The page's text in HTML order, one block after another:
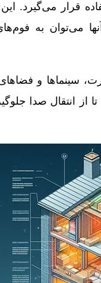
قرار می‌گیرد. این
به فوم‌های
سینماها و
انتقال صدا